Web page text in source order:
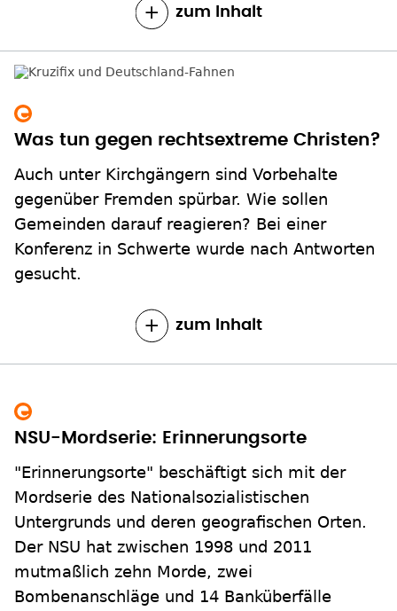
zum Inhalt
Was tun gegen rechtsextreme Christen?
Auch unter Kirchgängern sind Vorbehalte
gegenüber Fremden spürbar. Wie sollen
Gemeinden darauf reagieren? Bei einer
Konferenz in Schwerte wurde nach Antworten
gesucht.
zum Inhalt
NSU-Mordserie: Erinnerungsorte
"Erinnerungsorte" beschäftigt sich mit der
Mordserie des Nationalsozialistischen
Untergrunds und deren geografischen Orten.
Der NSU hat zwischen 1998 und 2011
mutmaßlich zehn Morde, zwei
Bombenanschläge und 14 Banküberfälle